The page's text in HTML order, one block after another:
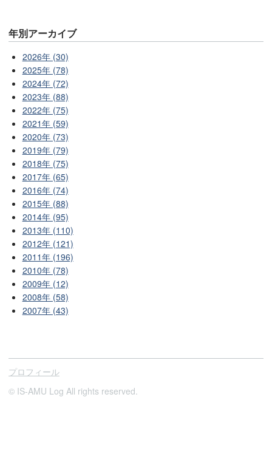
年別アーカイブ
2026年 (30)
2025年 (78)
2024年 (72)
2023年 (88)
2022年 (75)
2021年 (59)
2020年 (73)
2019年 (79)
2018年 (75)
2017年 (65)
2016年 (74)
2015年 (88)
2014年 (95)
2013年 (110)
2012年 (121)
2011年 (196)
2010年 (78)
2009年 (12)
2008年 (58)
2007年 (43)
プロフィール
© IS-AMU Log All rights reserved.